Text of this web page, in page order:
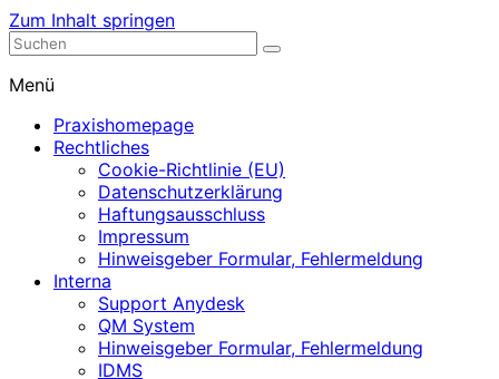
Zum Inhalt springen
Nephrologische Praxis mit Dialyse
Menü
Praxishomepage
Rechtliches
Cookie-Richtlinie (EU)
Datenschutzerklärung
Haftungsausschluss
Impressum
Hinweisgeber Formular, Fehlermeldung
Interna
Support Anydesk
QM System
Hinweisgeber Formular, Fehlermeldung
IDMS